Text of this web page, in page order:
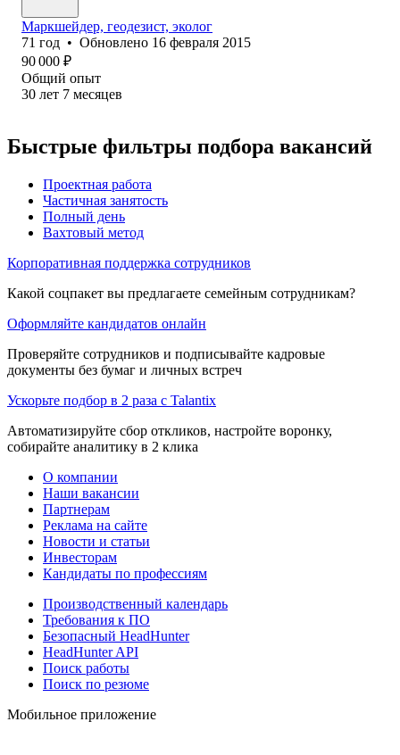
Маркшейдер, геодезист, эколог
71 год • Обновлено 16 февраля 2015
90 000 ₽
Общий опыт
30 лет 7 месяцев
Быстрые фильтры подбора вакансий
Проектная работа
Частичная занятость
Полный день
Вахтовый метод
Корпоративная поддержка сотрудников
Какой соцпакет вы предлагаете семейным сотрудникам?
Оформляйте кандидатов онлайн
Проверяйте сотрудников и подписывайте кадровые
документы без бумаг и личных встреч
Ускорьте подбор в 2 раза с Talantix
Автоматизируйте сбор откликов, настройте воронку,
собирайте аналитику в 2 клика
О компании
Наши вакансии
Партнерам
Реклама на сайте
Новости и статьи
Инвесторам
Кандидаты по профессиям
Производственный календарь
Требования к ПО
Безопасный HeadHunter
HeadHunter API
Поиск работы
Поиск по резюме
Мобильное приложение